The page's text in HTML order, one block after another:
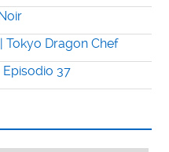
Tokyo Dragon Chef
37